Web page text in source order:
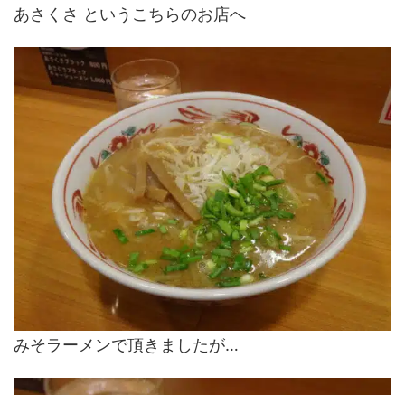
あさくさ というこちらのお店へ
みそラーメンで頂きましたが…